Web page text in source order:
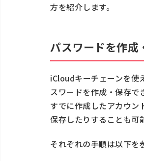
方を紹介します。
パスワードを作成
iCloudキーチェーンを使
スワードを作成・保存で
すでに作成したアカウン
保存したりすることも可
それぞれの手順は以下を